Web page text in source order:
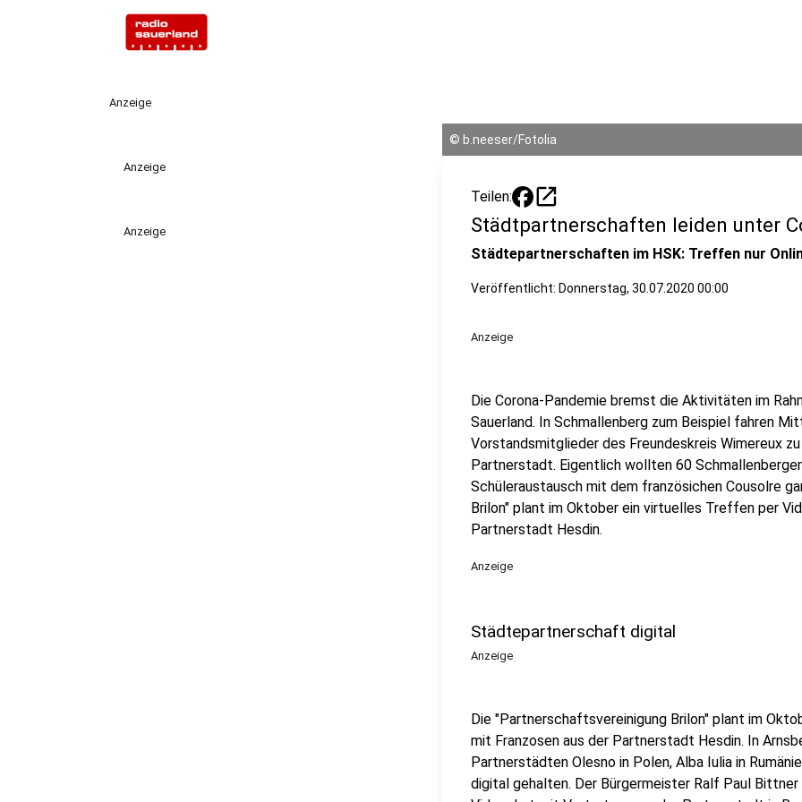
Anzeige
Anzeige
Anzeige
© b.neeser/Fotolia
Teilen: open_in_new
Städtpartnerschaften leiden unter
Städtepartnerschaften im HSK: Treffen nur
Veröffentlicht: Donnerstag, 30.07.2020 00:00
Anzeige
Die Corona-Pandemie bremst die Aktivitäten im
Sauerland. In Schmallenberg zum Beispiel fahren
Vorstandsmitglieder des Freundeskreis Wimereux
Partnerstadt. Eigentlich wollten 60
Schüleraustausch mit dem französichen Cousolre
Brilon" plant im Oktober ein virtuelles Treffen per
Partnerstadt Hesdin.
Anzeige
Städtepartnerschaft digital
Anzeige
Die "Partnerschaftsvereinigung Brilon" plant im
mit Franzosen aus der Partnerstadt Hesdin. In
Partnerstädten Olesno in Polen, Alba Iulia in
digital gehalten. Der Bürgermeister Ralf Paul